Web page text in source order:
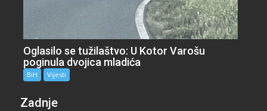
Oglasilo se tužilaštvo: U Kotor Varošu
poginula dvojica mladića
BiH Vijesti
Zadnje